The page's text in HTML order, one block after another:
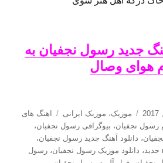
جدید رسول نجفیان به
هوای وصال
دسته‌ها
موزیک، موزیک ایرانی برچسب‌ها
اهنگ های
رسول نجفیان، بیوگرافی رسول نجفیان،
، دانلود آهنگ جدید رسول نجفیان،
، دانلود موزیک رسول نجفیان،رسول